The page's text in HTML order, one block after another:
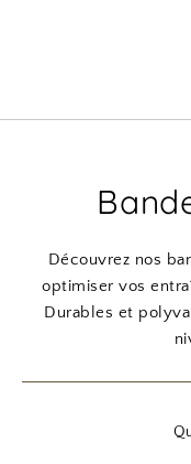
Découvrez nos
optimiser vos
Durables et